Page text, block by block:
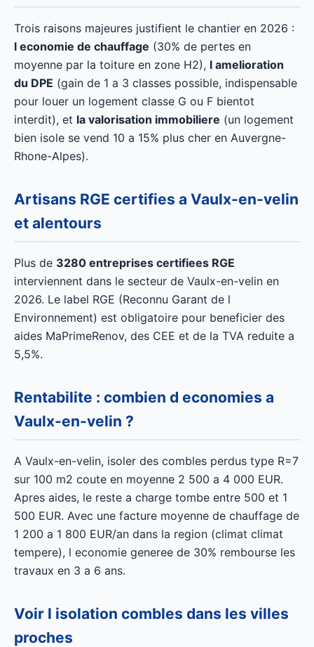
Trois raisons majeures justifient le chantier en 2026 :
l economie de chauffage (30% de pertes en
moyenne par la toiture en zone H2), l amelioration
du DPE (gain de 1 a 3 classes possible, indispensable
pour louer un logement classe G ou F bientot
interdit), et la valorisation immobiliere (un logement
bien isole se vend 10 a 15% plus cher en Auvergne-
Rhone-Alpes).
Artisans RGE certifies a Vaulx-en-velin
et alentours
Plus de 3280 entreprises certifiees RGE
interviennent dans le secteur de Vaulx-en-velin en
2026. Le label RGE (Reconnu Garant de l
Environnement) est obligatoire pour beneficier des
aides MaPrimeRenov, des CEE et de la TVA reduite a
5,5%.
Rentabilite : combien d economies a
Vaulx-en-velin ?
A Vaulx-en-velin, isoler des combles perdus type R=7
sur 100 m2 coute en moyenne 2 500 a 4 000 EUR.
Apres aides, le reste a charge tombe entre 500 et 1
500 EUR. Avec une facture moyenne de chauffage de
1 200 a 1 800 EUR/an dans la region (climat climat
tempere), l economie generee de 30% rembourse les
travaux en 3 a 6 ans.
Voir l isolation combles dans les villes
proches